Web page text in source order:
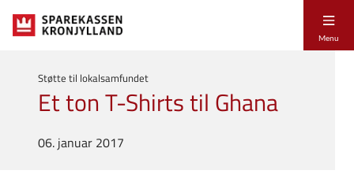
Menu
Støtte til lokalsamfundet
Et ton T-Shirts til Ghana
06. januar 2017